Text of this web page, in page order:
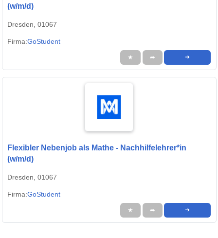
(w/m/d)
Dresden, 01067
Firma:GoStudent
★ ➦ ➜
Flexibler Nebenjob als Mathe - Nachhilfelehrer*in
(w/m/d)
Dresden, 01067
Firma:GoStudent
★ ➦ ➜